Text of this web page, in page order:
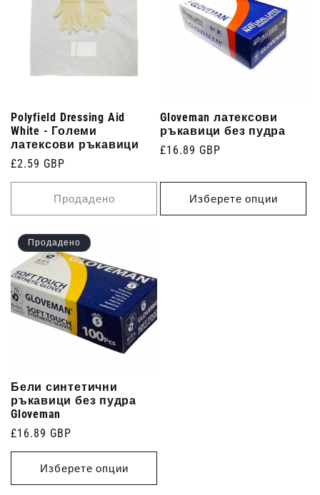
Polyfield Dressing Aid
White - Големи
латексови ръкавици
Редовна
цена
£2.59 GBP
Продадено
Gloveman латексови
ръкавици без пудра
Редовна
£16.89 GBP
Изберете опции
Продадено
Бели синтетични
ръкавици без пудра
Gloveman
Редовна
цена
£16.89 GBP
Изберете опции